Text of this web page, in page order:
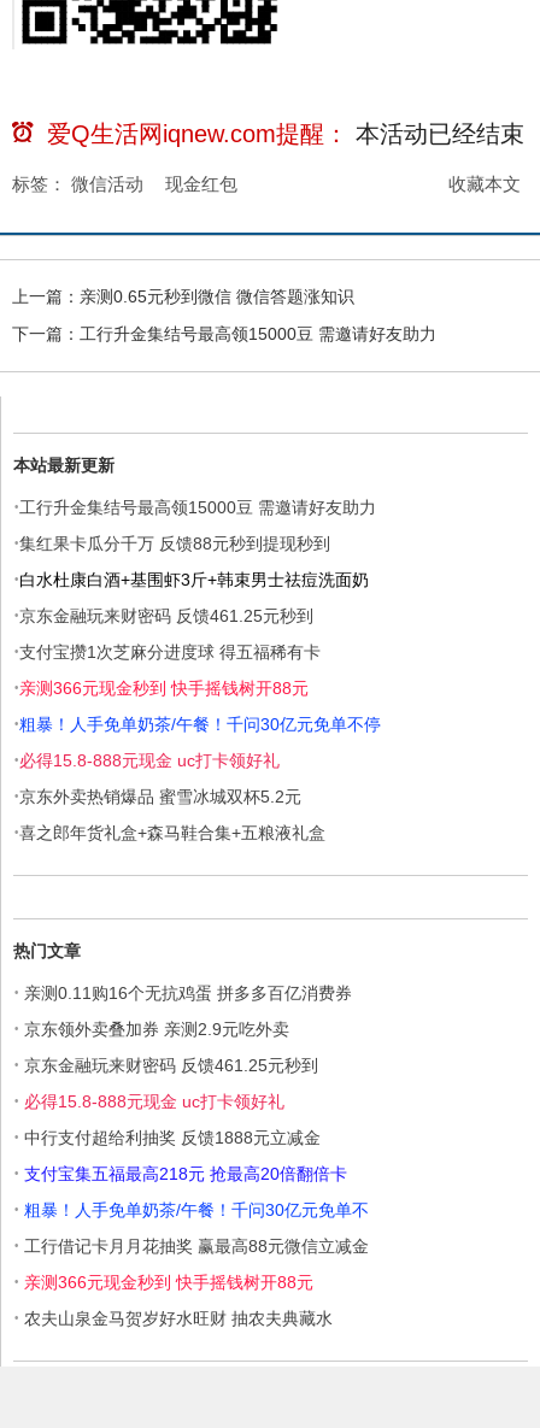
爱Q生活网iqnew.com提醒： 本活动已经结束
收藏本文
标签： 微信活动 现金红包
上一篇： 亲测0.65元秒到微信 微信答题涨知识
下一篇： 工行升金集结号最高领15000豆 需邀请好友助力
本站最新更新
·工行升金集结号最高领15000豆 需邀请好友助力
·集红果卡瓜分千万 反馈88元秒到提现秒到
·白水杜康白酒+基围虾3斤+韩束男士祛痘洗面奶
·京东金融玩来财密码 反馈461.25元秒到
·支付宝攒1次芝麻分进度球 得五福稀有卡
·亲测366元现金秒到 快手摇钱树开88元
·粗暴！人手免单奶茶/午餐！千问30亿元免单不停
·必得15.8-888元现金 uc打卡领好礼
·京东外卖热销爆品 蜜雪冰城双杯5.2元
·喜之郎年货礼盒+森马鞋合集+五粮液礼盒
热门文章
· 亲测0.11购16个无抗鸡蛋 拼多多百亿消费券
· 京东领外卖叠加券 亲测2.9元吃外卖
· 京东金融玩来财密码 反馈461.25元秒到
· 必得15.8-888元现金 uc打卡领好礼
· 中行支付超给利抽奖 反馈1888元立减金
· 支付宝集五福最高218元 抢最高20倍翻倍卡
· 粗暴！人手免单奶茶/午餐！千问30亿元免单不
· 工行借记卡月月花抽奖 赢最高88元微信立减金
· 亲测366元现金秒到 快手摇钱树开88元
· 农夫山泉金马贺岁好水旺财 抽农夫典藏水